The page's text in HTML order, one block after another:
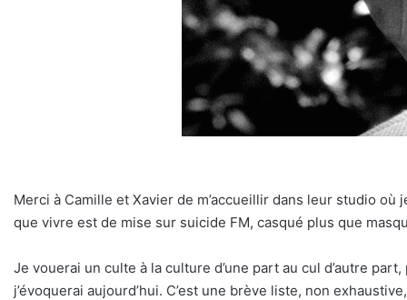
Merci à Camille et Xavier de m’accueillir dans leur studio
que vivre est de mise sur suicide FM, casqué plus que
Je vouerai un culte à la culture d’une part au cul d’autre
j’évoquerai aujourd’hui. C’est une brève liste, non